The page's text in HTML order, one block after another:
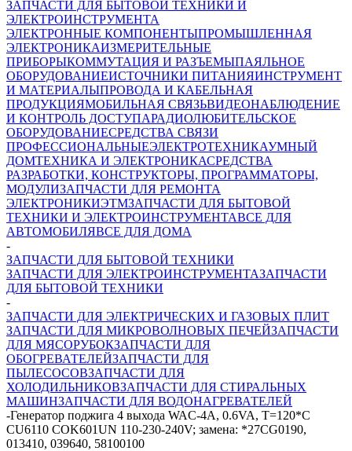
ЗАПЧАСТИ ДЛЯ БЫТОВОЙ ТЕХНИКИ И
ЭЛЕКТРОИНСТРУМЕНТА
ЭЛЕКТРОННЫЕ КОМПОНЕНТЫПРОМЫШЛЕННАЯ
ЭЛЕКТРОНИКАИЗМЕРИТЕЛЬНЫЕ
ПРИБОРЫКОММУТАЦИЯ И РАЗЪЕМЫПАЯЛЬНОЕ
ОБОРУДОВАНИЕИСТОЧНИКИ ПИТАНИЯИНСТРУМЕНТ
И МАТЕРИАЛЫПРОВОДА И КАБЕЛЬНАЯ
ПРОДУКЦИЯМОБИЛЬНАЯ СВЯЗЬВИДЕОНАБЛЮДЕНИЕ
И КОНТРОЛЬ ДОСТУПАРАДИОЛЮБИТЕЛЬСКОЕ
ОБОРУДОВАНИЕСРЕДСТВА СВЯЗИ
ПРОФЕССИОНАЛЬНЫЕЭЛЕКТРОТЕХНИКАУМНЫЙ
ДОМТЕХНИКА И ЭЛЕКТРОНИКАСРЕДСТВА
РАЗРАБОТКИ, КОНСТРУКТОРЫ, ПРОГРАММАТОРЫ,
МОДУЛИЗАПЧАСТИ ДЛЯ РЕМОНТА
ЭЛЕКТРОНИКИЭТМЗАПЧАСТИ ДЛЯ БЫТОВОЙ
ТЕХНИКИ И ЭЛЕКТРОИНСТРУМЕНТАВСЕ ДЛЯ
АВТОМОБИЛЯВСЕ ДЛЯ ДОМА
-
ЗАПЧАСТИ ДЛЯ БЫТОВОЙ ТЕХНИКИ
ЗАПЧАСТИ ДЛЯ ЭЛЕКТРОИНСТРУМЕНТАЗАПЧАСТИ
ДЛЯ БЫТОВОЙ ТЕХНИКИ
-
ЗАПЧАСТИ ДЛЯ ЭЛЕКТРИЧЕСКИХ И ГАЗОВЫХ ПЛИТ
ЗАПЧАСТИ ДЛЯ МИКРОВОЛНОВЫХ ПЕЧЕЙЗАПЧАСТИ
ДЛЯ МЯСОРУБОКЗАПЧАСТИ ДЛЯ
ОБОГРЕВАТЕЛЕЙЗАПЧАСТИ ДЛЯ
ПЫЛЕСОСОВЗАПЧАСТИ ДЛЯ
ХОЛОДИЛЬНИКОВЗАПЧАСТИ ДЛЯ СТИРАЛЬНЫХ
МАШИНЗАПЧАСТИ ДЛЯ ВОДОНАГРЕВАТЕЛЕЙ
-Генератор поджига 4 выхода WAC-4A, 0.6VA, T=120*C
CU6110 COK601UN 110-230-240V; замена: *27CG0190,
013410, 039640, 58100100